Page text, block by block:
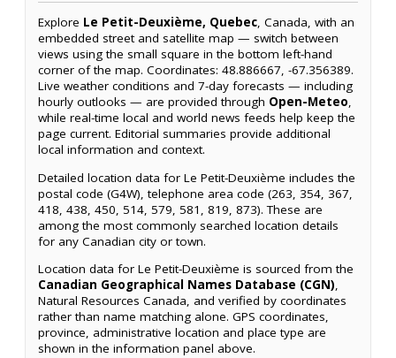
Explore Le Petit-Deuxième, Quebec, Canada, with an
embedded street and satellite map — switch between
views using the small square in the bottom left-hand
corner of the map. Coordinates: 48.886667, -67.356389.
Live weather conditions and 7-day forecasts — including
hourly outlooks — are provided through Open-Meteo,
while real-time local and world news feeds help keep the
page current. Editorial summaries provide additional
local information and context.
Detailed location data for Le Petit-Deuxième includes the
postal code (G4W), telephone area code (263, 354, 367,
418, 438, 450, 514, 579, 581, 819, 873). These are
among the most commonly searched location details
for any Canadian city or town.
Location data for Le Petit-Deuxième is sourced from the
Canadian Geographical Names Database (CGN),
Natural Resources Canada, and verified by coordinates
rather than name matching alone. GPS coordinates,
province, administrative location and place type are
shown in the information panel above.